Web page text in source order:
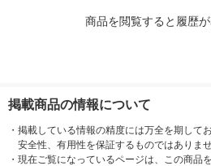
商品を閲覧すると履歴
掲載商品の情報について
・ 掲載している情報の精度には万全を期して
安全性、有用性を保証するものではありませ
・ 現在ご覧になっているページは、この商品